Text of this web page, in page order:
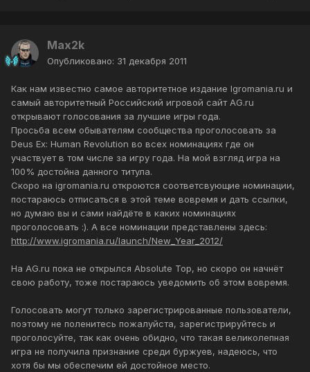
Max2k
Опубликовано: 31 декабря 2011
Как нам известно самое авторитетное издание Igromania.ru и
самый авторитетный Российский игровой сайт AG.ru
открывают голосования за лучшие игры года.
Просьба всем обывателям сообщества проголосовать за
Deus Ex: Human Revolution во всех номинациях где он
участвует в том числе за игру года. На мой взгляд игра на
100% достойна данного титула.
Скоро на igromania.ru откроются соответсвующие номинации,
постараюсь отписаться в этой теме вовремя и дать ссылки,
но думаю вы и сами найдёте в каких номинациях
проголосовать :). А все номинации представлены здесь:
http://www.igromania.ru/launch/New_Year_2012/
На AG.ru пока не открылся Absolute Top, но скоро он начнёт
свою работу, тоже постараюсь уведомить об этом вовремя.
Голосовать могут только зарегистрированные пользователи,
поэтому не поленитесь пожалуйста, зарегистрируйтесь и
проголосуйте, так как очень обидно, что такая великолепная
игра не получила признание среди буржуев, надеюсь, что
хотя бы мы обеспечим ей достойное место.